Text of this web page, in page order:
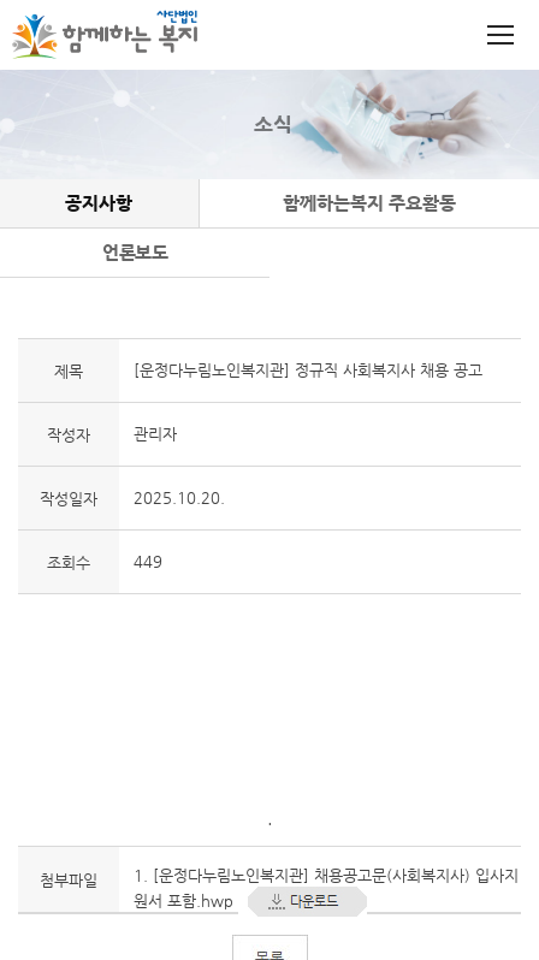
소식
공지사항 함께하는복지 주요활동
언론보도
제목 [운정다누림노인복지관] 정규직 사회복지사 채용 공고
작성자 관리자
작성일자 2025.10.20.
조회수 449
첨부파일
1. [운정다누림노인복지관] 채용공고문(사회복지사) 입사지
원서 포함.hwp